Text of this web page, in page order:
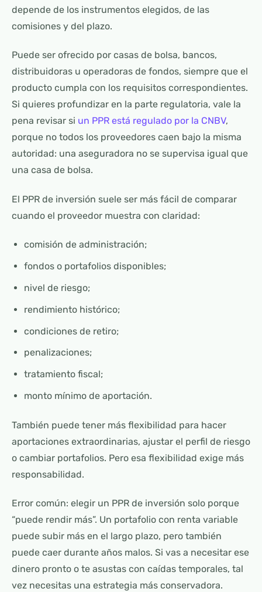
depende de los instrumentos elegidos, de las
comisiones y del plazo.
Puede ser ofrecido por casas de bolsa, bancos,
distribuidoras u operadoras de fondos, siempre que el
producto cumpla con los requisitos correspondientes.
Si quieres profundizar en la parte regulatoria, vale la
pena revisar si un PPR está regulado por la CNBV,
porque no todos los proveedores caen bajo la misma
autoridad: una aseguradora no se supervisa igual que
una casa de bolsa.
El PPR de inversión suele ser más fácil de comparar
cuando el proveedor muestra con claridad:
comisión de administración;
fondos o portafolios disponibles;
nivel de riesgo;
rendimiento histórico;
condiciones de retiro;
penalizaciones;
tratamiento fiscal;
monto mínimo de aportación.
También puede tener más flexibilidad para hacer
aportaciones extraordinarias, ajustar el perfil de riesgo
o cambiar portafolios. Pero esa flexibilidad exige más
responsabilidad.
Error común: elegir un PPR de inversión solo porque
“puede rendir más”. Un portafolio con renta variable
puede subir más en el largo plazo, pero también
puede caer durante años malos. Si vas a necesitar ese
dinero pronto o te asustas con caídas temporales, tal
vez necesitas una estrategia más conservadora.